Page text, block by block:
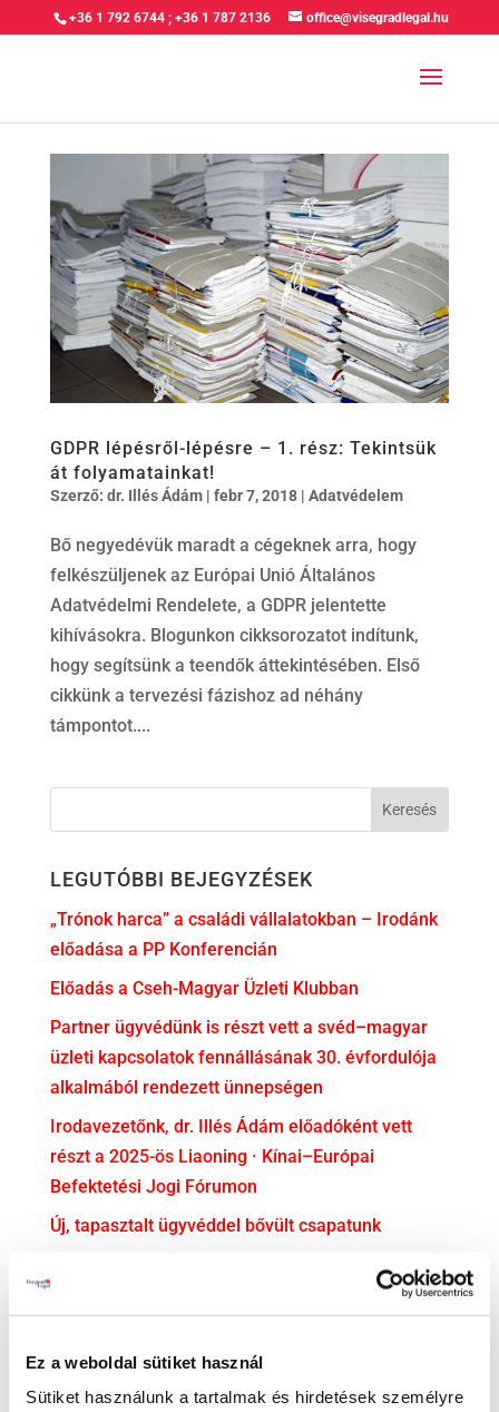
Ez a weboldal sütiket használ
Sütiket használunk a tartalmak és hirdetések személyre
+36 1 792 6744 ;+36 1 787 2136 office@visegradlegal.hu
GDPR lépésről-lépésre – 1. rész: Tekintsük
át folyamatainkat!
Szerző: dr. Illés Ádám| febr 7, 2018| Adatvédelem
Bő negyedévük maradt a cégeknek arra, hogy
felkészüljenek az Európai Unió Általános
Adatvédelmi Rendelete, a GDPR jelentette
kihívásokra. Blogunkon cikksorozatot indítunk,
hogy segítsünk a teendők áttekintésében. Első
cikkünk a tervezési fázishoz ad néhány
támpontot....
LEGUTÓBBI BEJEGYZÉSEK
„Trónok harca” a családi vállalatokban – Irodánk
előadása a PP Konferencián
Előadás a Cseh-Magyar Üzleti Klubban
Partner ügyvédünk is részt vett a svéd–magyar
üzleti kapcsolatok fennállásának 30. évfordulója
alkalmából rendezett ünnepségen
Irodavezetőnk, dr. Illés Ádám előadóként vett
részt a 2025-ös Liaoning · Kínai–Európai
Befektetési Jogi Fórumon
Új, tapasztalt ügyvéddel bővült csapatunk
dr. Soós Mercédesz ügyvédjelölti esküjéhez
gratulálunk!
KATEGÓRIA
Adatvédelem